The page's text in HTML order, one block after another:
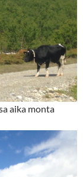
aika monta